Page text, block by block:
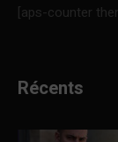
[aps-counter
Récents